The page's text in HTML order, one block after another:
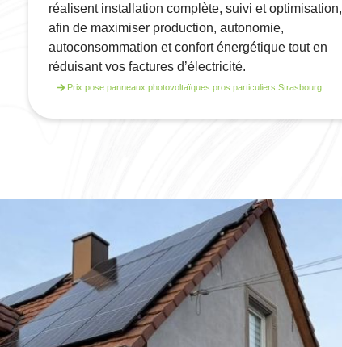
réalisent installation complète, suivi et optimisation,
afin de maximiser production, autonomie,
autoconsommation et confort énergétique tout en
réduisant vos factures d’électricité.
Prix pose panneaux photovoltaïques pros particuliers Strasbourg